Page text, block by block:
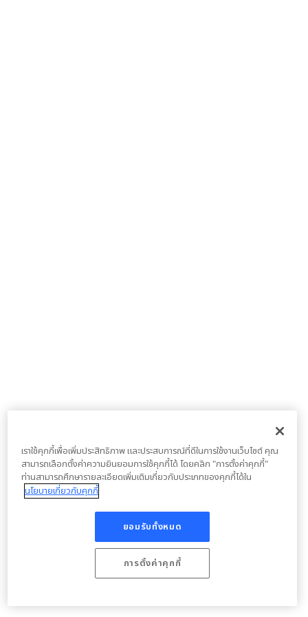
เราใช้คุกกี้เพื่อเพิ่มประสิทธิภาพ และประสบการณ์ที่ดีในการใช้งานเว็บไซต์ คุณ
สามารถเลือกตั้งค่าความยินยอมการใช้คุกกี้ได้ โดยคลิก "การตั้งค่าคุกกี้"
ท่านสามารถศึกษารายละเอียดเพิ่มเติมเกี่ยวกับประเภทของคุกกี้ได้ใน
นโยบายเกี่ยวกับคุกกี้
ยอมรับทั้งหมด
การตั้งค่าคุกกี้